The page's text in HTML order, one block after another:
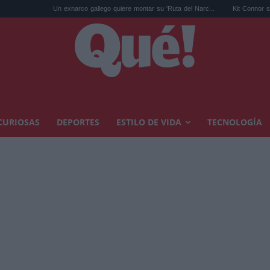
exnarco gallego quiere montar su 'Ruta del Narc... Kit Connor será Cíclope en
DEPORTES ESTILO DE VIDA TECNOLOGÍA